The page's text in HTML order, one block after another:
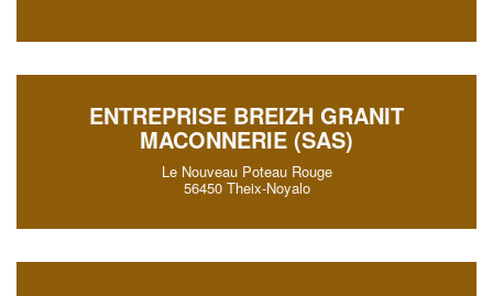
ENTREPRISE BREIZH GRANIT
MACONNERIE (SAS)
Le Nouveau Poteau Rouge
56450 Theix-Noyalo